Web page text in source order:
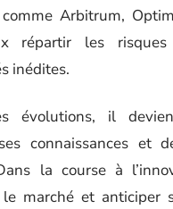
Arbitrum,
répartir les
inédites.
évolutions, il
connaissances et
la course à
marché et anticiper